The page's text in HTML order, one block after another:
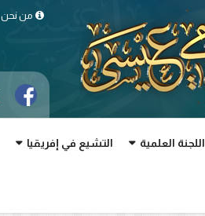
من نحن
اللجنة العلمية التشيع في إفريقيا